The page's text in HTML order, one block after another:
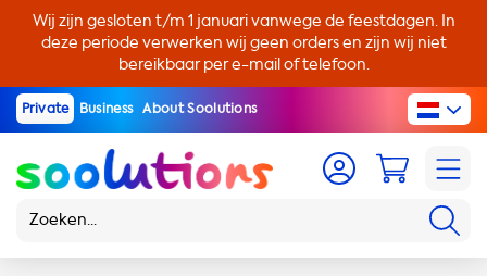
Wij zijn gesloten t/m 1 januari vanwege de feestdagen. In
deze periode verwerken wij geen orders en zijn wij niet
bereikbaar per e-mail of telefoon.
Private Business About Soolutions